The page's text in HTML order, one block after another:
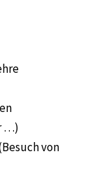
…)
von